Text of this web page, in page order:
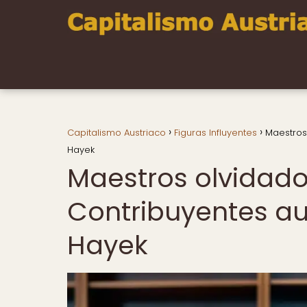
Capitalismo Austriaco Figuras Influyentes
Hayek
Maestros
Contribuyentes
Hayek